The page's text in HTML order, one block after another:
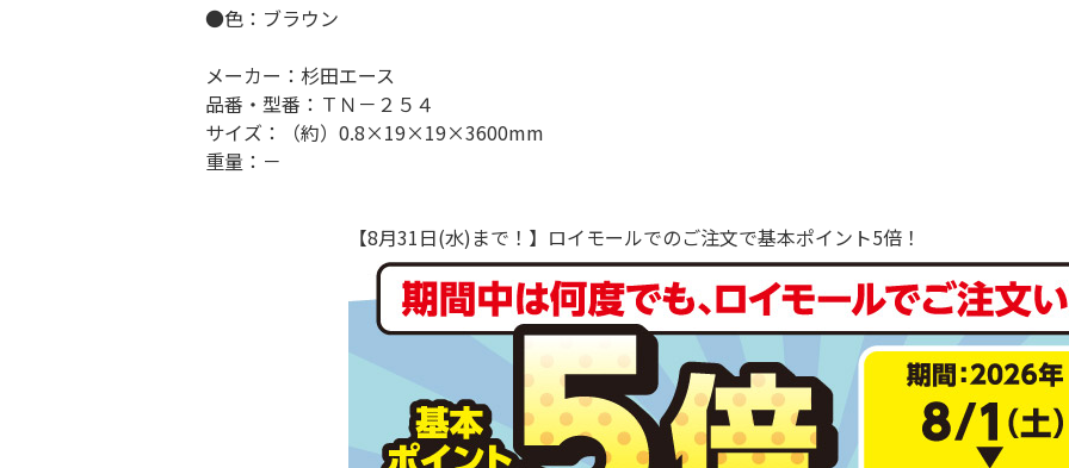
●色：ブラウン
メーカー：杉田エース
品番・型番：ＴＮ－２５４
サイズ：（約）0.8×19×19×3600mm
重量：－
【8月31日(水)まで！】ロイモールでのご注文で基本ポイント5倍！